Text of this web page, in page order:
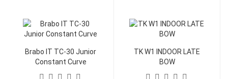
Brabo IT TC-30 Junior
Constant Curve
TK W1 INDOOR LATE
BOW